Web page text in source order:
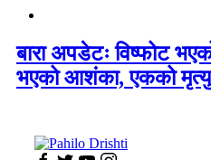
बारा अपडेटः विष्फोट
भएको आशंका, एकको मृत्यु